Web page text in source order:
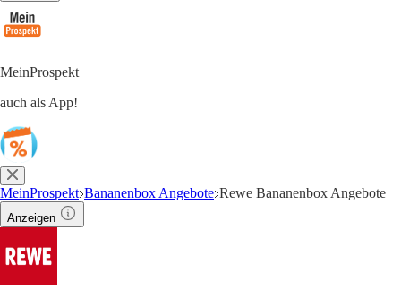
MeinProspekt
auch als App!
MeinProspekt Bananenbox Angebote Rewe Bananenbox Angebote
Anzeigen